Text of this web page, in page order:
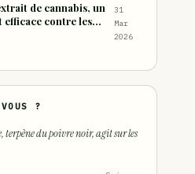
de cannabis, un
contre les
31
Mar
2026
?
terpène du poivre noir, agit sur les